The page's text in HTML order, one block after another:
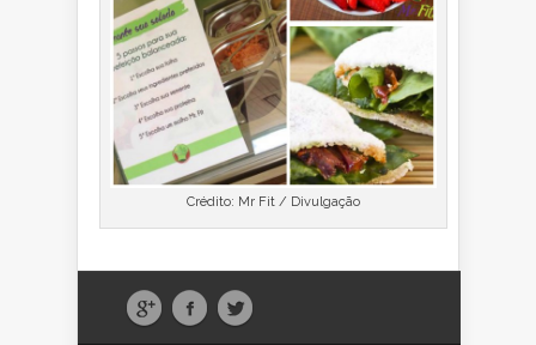
Crédito: Mr Fit / Divulgação